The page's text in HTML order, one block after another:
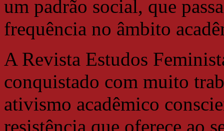
um padrão social, que
frequência no âmbito
A Revista Estudos
conquistado com muito
ativismo acadêmico
resistência que oferece ao